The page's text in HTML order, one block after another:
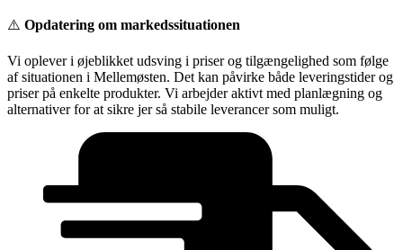
Videre
indhold
⚠️ Opdatering om markedssituationen
Vi oplever i øjeblikket udsving i priser og tilgængelighed som følge
af situationen i Mellemøsten. Det kan påvirke både leveringstider og
priser på enkelte produkter. Vi arbejder aktivt med planlægning og
alternativer for at sikre jer så stabile leverancer som muligt.